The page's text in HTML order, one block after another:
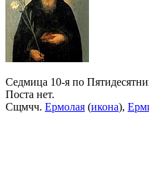
Седмица 10-я по
Поста нет.
Сщмчч. Ермолая (икона),